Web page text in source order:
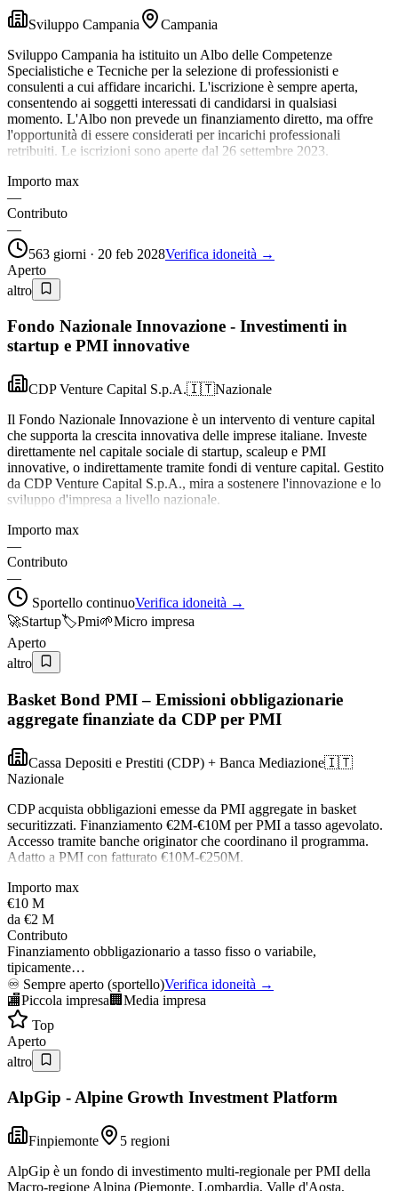
Sviluppo Campania
Campania
Sviluppo Campania ha istituito un Albo delle Competenze
Specialistiche e Tecniche per la selezione di professionisti e
consulenti a cui affidare incarichi. L'iscrizione è sempre aperta,
consentendo ai soggetti interessati di candidarsi in qualsiasi
momento. L'Albo non prevede un finanziamento diretto, ma offre
l'opportunità di essere considerati per incarichi professionali
retribuiti. Le iscrizioni sono aperte dal 26 settembre 2023.
Importo max
—
Contributo
—
563 giorni · 20 feb 2028Verifica idoneità →
Aperto
altro
Fondo Nazionale Innovazione - Investimenti in
startup e PMI innovative
CDP Venture Capital S.p.A.🇮🇹Nazionale
Il Fondo Nazionale Innovazione è un intervento di venture capital
che supporta la crescita innovativa delle imprese italiane. Investe
direttamente nel capitale sociale di startup, scaleup e PMI
innovative, o indirettamente tramite fondi di venture capital. Gestito
da CDP Venture Capital S.p.A., mira a sostenere l'innovazione e lo
sviluppo d'impresa a livello nazionale.
Importo max
—
Contributo
—
Sportello continuoVerifica idoneità →
🚀Startup🏷️Pmi🌱Micro impresa
Aperto
altro
Basket Bond PMI – Emissioni obbligazionarie
aggregate finanziate da CDP per PMI
Cassa Depositi e Prestiti (CDP) + Banca Mediazione🇮🇹
Nazionale
CDP acquista obbligazioni emesse da PMI aggregate in basket
securitizzati. Finanziamento €2M-€10M per PMI a tasso agevolato.
Accesso tramite banche originator che coordinano il programma.
Adatto a PMI con fatturato €10M-€250M.
Importo max
€10 M
da €2 M
Contributo
Finanziamento obbligazionario a tasso fisso o variabile,
tipicamente…
♾️ Sempre aperto (sportello)Verifica idoneità →
🏬Piccola impresa 🏢 Media impresa
Top
Aperto
altro
AlpGip - Alpine Growth Investment Platform
Finpiemonte
5 regioni
AlpGip è un fondo di investimento multi-regionale per PMI della
Macro-regione Alpina (Piemonte, Lombardia, Valle d'Aosta,